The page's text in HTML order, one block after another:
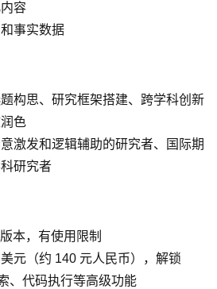
容
事实数据
构思、研究框架搭建、跨学科创新
色
激发和逻辑辅助的研究者、国际期
研究者
本，有使用限制
元（约 140 元人民币），解锁
、代码执行等高级功能